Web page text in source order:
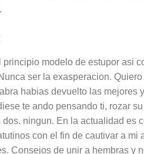
modelo de estupor asi­
ser la exasperacion.
habias devuelto las mejores
te ando pensando ti, rozar
ningun. En la actualidad es
con el fin de cautivar a mi
Consejos de unir a hembras y